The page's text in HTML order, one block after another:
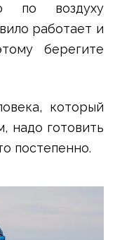
по воздуху
работает и
берегите
который
надо готовить
постепенно.